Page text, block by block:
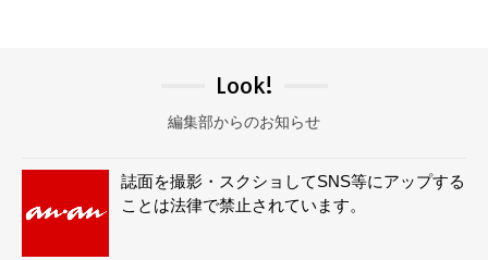
Look!
編集部からのお知らせ
誌面を撮影・スクショしてSNS等にアップする
ことは法律で禁止されています。